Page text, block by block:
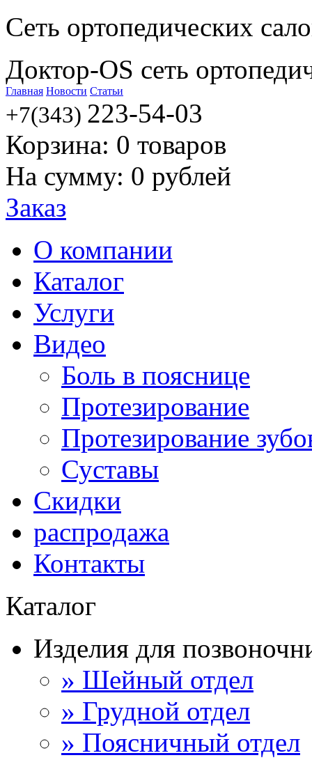
Сеть ортопедических
Доктор-OS сеть
Главная Новости Статьи
+7(343) 223-54-03
Корзина: 0 товаров
На сумму: 0 рублей
Заказ
О компании
Каталог
Услуги
Видео
Боль в пояснице
Протезирование
Протезирование
Суставы
Скидки
распродажа
Контакты
Каталог
Изделия для
» Шейный отдел
» Грудной отдел
» Поясничный отдел